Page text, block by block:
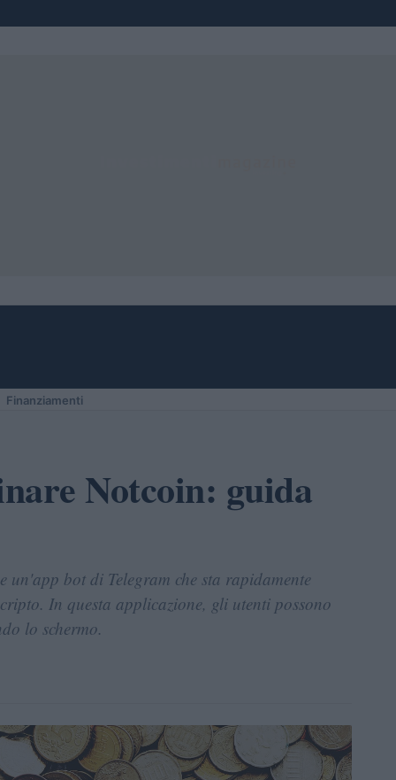
Finanziamenti
Notcoin: guida
un'app bot di Telegram che sta rapidamente
In questa applicazione, gli utenti possono
lo schermo.